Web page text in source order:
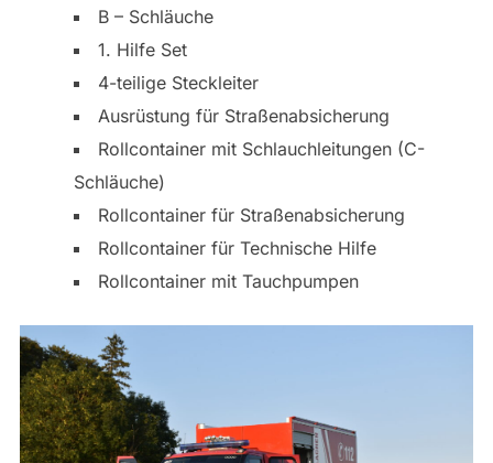
B – Schläuche
1. Hilfe Set
4-teilige Steckleiter
Ausrüstung für Straßenabsicherung
Rollcontainer mit Schlauchleitungen (C-
Schläuche)
Rollcontainer für Straßenabsicherung
Rollcontainer für Technische Hilfe
Rollcontainer mit Tauchpumpen